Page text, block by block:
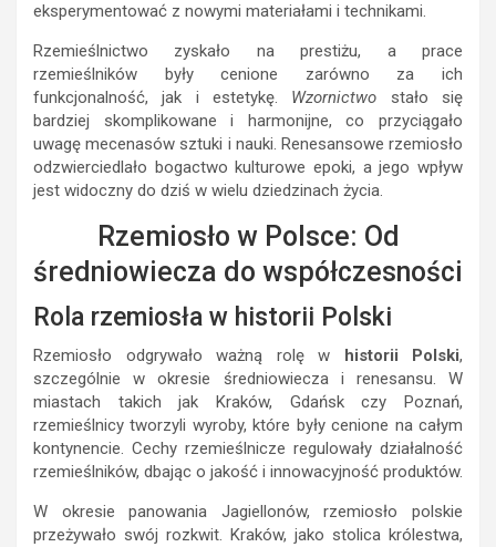
eksperymentować z nowymi materiałami i technikami.
Rzemieślnictwo zyskało na prestiżu, a prace
rzemieślników były cenione zarówno za ich
funkcjonalność, jak i estetykę. Wzornictwo stało się
bardziej skomplikowane i harmonijne, co przyciągało
uwagę mecenasów sztuki i nauki. Renesansowe rzemiosło
odzwierciedlało bogactwo kulturowe epoki, a jego wpływ
jest widoczny do dziś w wielu dziedzinach życia.
Rzemiosło w Polsce: Od
średniowiecza do współczesności
Rola rzemiosła w historii Polski
Rzemiosło odgrywało ważną rolę w historii Polski,
szczególnie w okresie średniowiecza i renesansu. W
miastach takich jak Kraków, Gdańsk czy Poznań,
rzemieślnicy tworzyli wyroby, które były cenione na całym
kontynencie. Cechy rzemieślnicze regulowały działalność
rzemieślników, dbając o jakość i innowacyjność produktów.
W okresie panowania Jagiellonów, rzemiosło polskie
przeżywało swój rozkwit. Kraków, jako stolica królestwa,